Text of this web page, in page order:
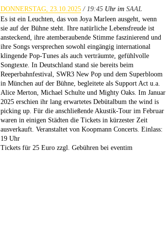
DONNERSTAG, 23.10.2025 / 19:45 Uhr im SAAL
Es ist ein Leuchten, das von Joya Marleen ausgeht, wenn
sie auf der Bühne steht. Ihre natürliche Lebensfreude ist
ansteckend, ihre atemberaubende Stimme faszinierend und
ihre Songs versprechen sowohl eingängig international
klingende Pop-Tunes als auch verträumte, gefühlvolle
Songtexte. In Deutschland stand sie bereits beim
Reeperbahnfestival, SWR3 New Pop und dem Superbloom
in München auf der Bühne, begleitete als Support Act u.a.
Alice Merton, Michael Schulte und Mighty Oaks. Im Januar
2025 erschien ihr lang erwartetes Debütalbum the wind is
picking up. Für die anschließende Akustik-Tour im Februar
waren in einigen Städten die Tickets in kürzester Zeit
ausverkauft. Veranstaltet von Koopmann Concerts. Einlass:
19 Uhr
Tickets für 25 Euro zzgl. Gebühren bei eventim